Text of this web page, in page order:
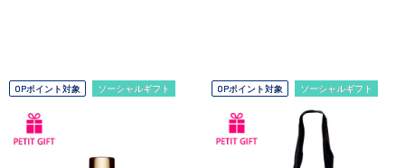
OPポイント対象 ソーシャルギフト OPポイント対象 ソーシャルギフト